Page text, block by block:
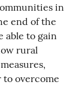
in
end of the
able to gain
rural
overcome